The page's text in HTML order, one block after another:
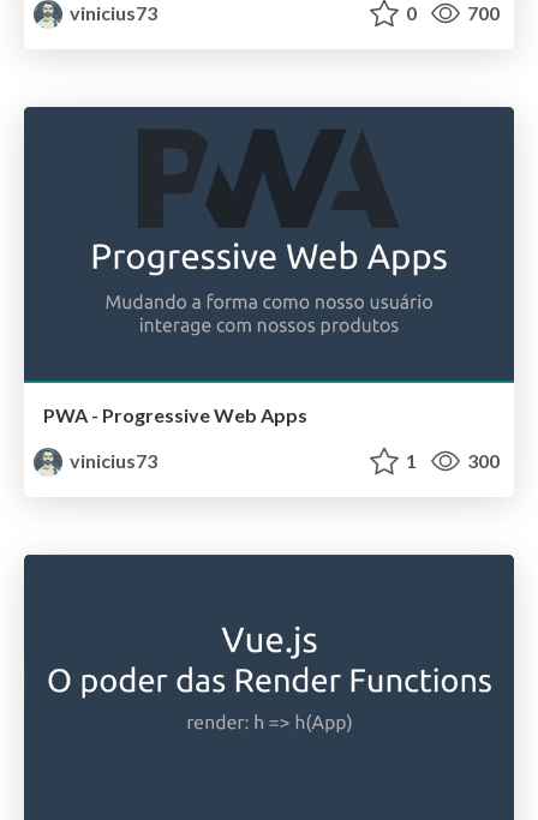
vinicius73
0 700
PWA - Progressive Web Apps
vinicius73
1 300